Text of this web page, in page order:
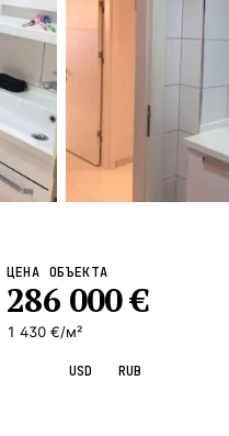
ЦЕНА ОБЪЕКТА
286 000€
1 430 €/м²
USD RUB